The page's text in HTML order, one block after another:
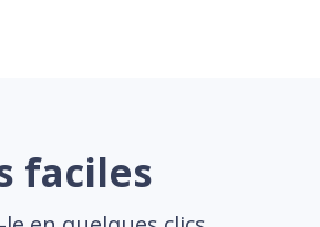
faciles